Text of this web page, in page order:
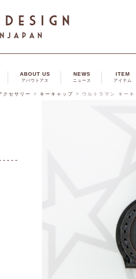
ABOUT US
アバウトアス
NEWS
ニュース
ITEM
アイテム
クセサリー > キーキャップ > ウルトラマン キー